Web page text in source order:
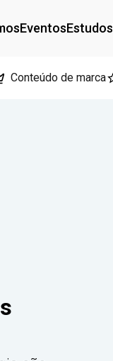
EventosEstudos
Conteúdo de marca